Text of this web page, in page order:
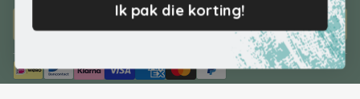
ABONNEREN
Ik pak die korting!